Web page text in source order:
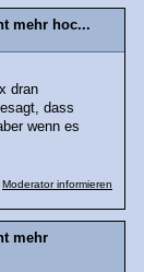
mehr hoc...
dran
dass
wenn es
Moderator informieren
mehr